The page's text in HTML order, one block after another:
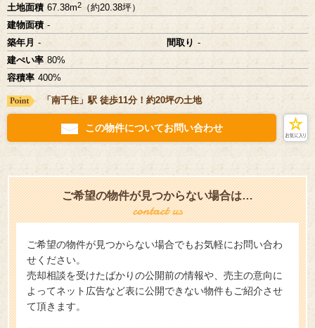
土地面積 67.38m2
（約20.38坪）
建物面積 -
築年月 - 間取り -
建ぺい率 80%
容積率 400%
「南千住」駅 徒歩11分！約20坪の土地
この物件についてお問い合わせ
ご希望の物件が見つからない場合は…
ご希望の物件が見つからない場合でもお気軽にお問い合わ
せください。
売却相談を受けたばかりの公開前の情報や、売主の意向に
よってネット広告など表に公開できない物件もご紹介させ
て頂きます。